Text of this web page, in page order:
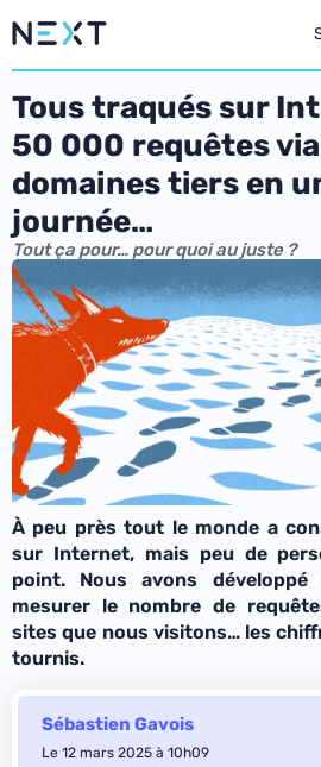
Tous traqués sur
50 000 requêtes
domaines tiers en
journée…
Tout ça pour… pour quoi au juste ?
À peu près tout le monde a
sur Internet, mais peu de
point. Nous avons
mesurer le nombre de
sites que nous visitons… les
tournis.
Sébastien Gavois
Le 12 mars 2025 à 10h09